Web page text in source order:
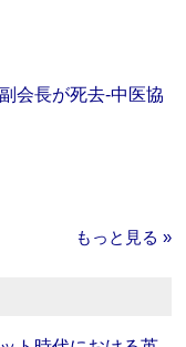
会長が死去‐中医協
もっと見る »